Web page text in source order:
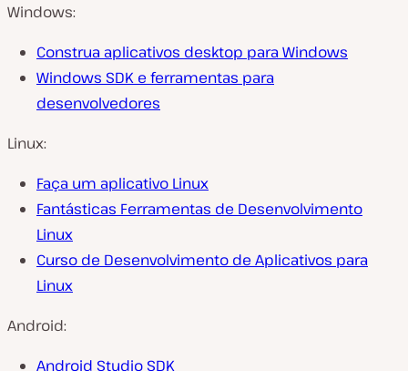
Windows:
Construa aplicativos desktop para Windows
Windows SDK e ferramentas para
desenvolvedores
Linux:
Faça um aplicativo Linux
Fantásticas Ferramentas de Desenvolvimento
Linux
Curso de Desenvolvimento de Aplicativos para
Linux
Android:
Android Studio SDK